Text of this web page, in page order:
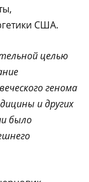
США.
целью
генома
и других
было